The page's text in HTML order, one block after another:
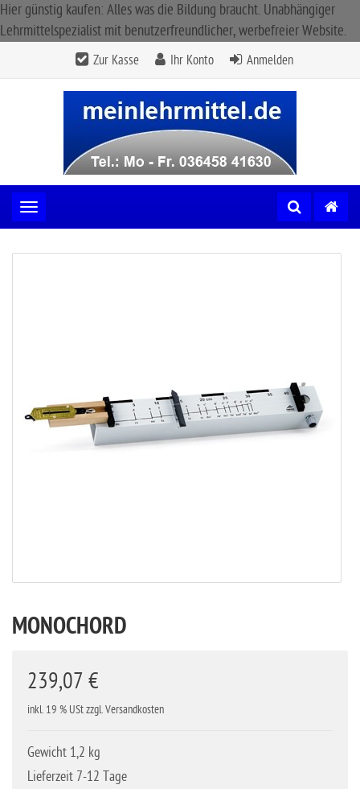
Hier günstig kaufen: Alles was die Bildung braucht. Unabhängiger
Lehrmittelspezialist mit benutzerfreundlicher, werbefreier Website.
Zur Kasse Ihr Konto Anmelden
Toggle navigation
MONOCHORD
239,07 €
inkl. 19 % USt zzgl. Versandkosten
Gewicht 1,2 kg
Lieferzeit 7-12 Tage